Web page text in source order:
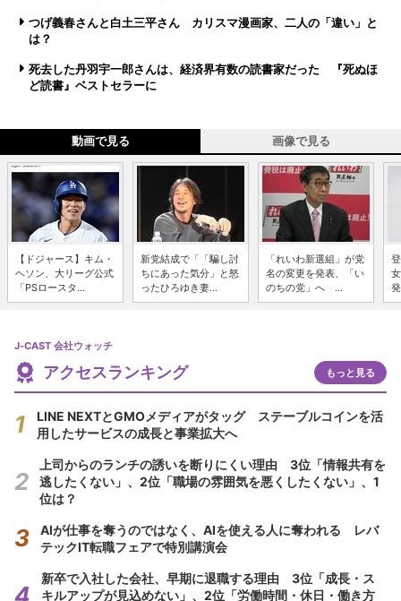
つげ義春さんと白土三平さん カリスマ漫画家、二人の「違い」と
は？
死去した丹羽宇一郎さんは、経済界有数の読書家だった 『死ぬほ
ど読書』ベストセラーに
動画で見る 画像で見る
【ドジャース】キム・
ヘソン、大リーグ公式
「PSロースタ...
新党結成で「「騙し討
ちにあった気分」と怒
ったひろゆき妻...
「れいわ新選組」が党
名の変更を発表、「い
のちの党」へ ...
J-CAST 会社ウォッチ
アクセスランキング もっと見る
LINE NEXTとGMOメディアがタッグ ステーブルコインを活
用したサービスの成長と事業拡大へ
上司からのランチの誘いを断りにくい理由 3位「情報共有を
逃したくない」、2位「職場の雰囲気を悪くしたくない」、1
位は？
AIが仕事を奪うのではなく、AIを使える人に奪われる レバ
テックIT転職フェアで特別講演会
新卒で入社した会社、早期に退職する理由 3位「成長・ス
キルアップが見込めない」、2位「労働時間・休日・働き方